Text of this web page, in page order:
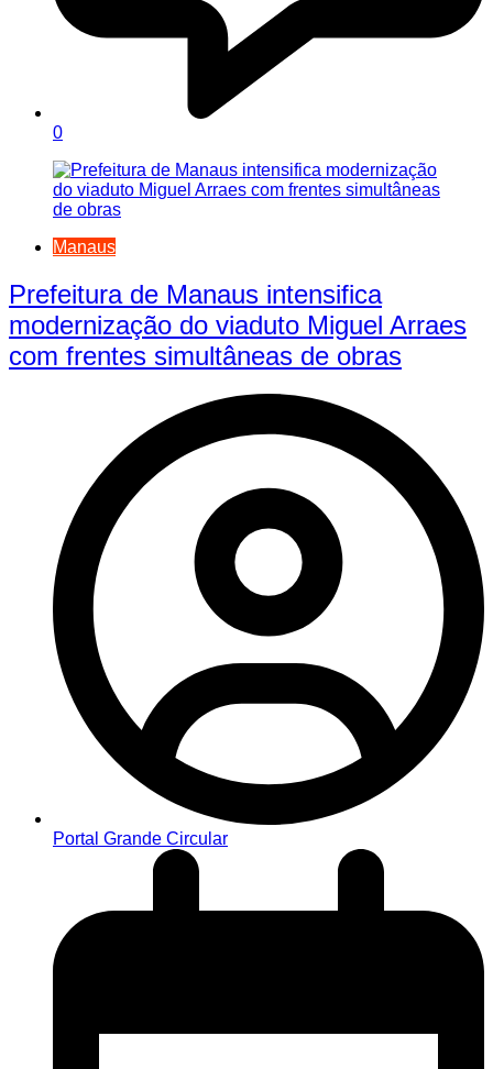
0
Manaus
Prefeitura de Manaus intensifica
modernização do viaduto Miguel Arraes
com frentes simultâneas de obras
Portal Grande Circular